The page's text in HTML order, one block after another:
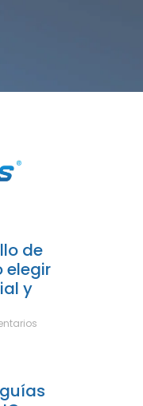
de
elegir
y